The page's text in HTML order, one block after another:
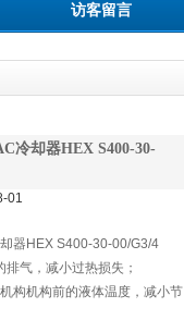
访客留言
冷却器HEX S400-30-
01
器HEX S400-30-00/G3/4
气，减小过热损失；
构机构前的液体温度，减小节